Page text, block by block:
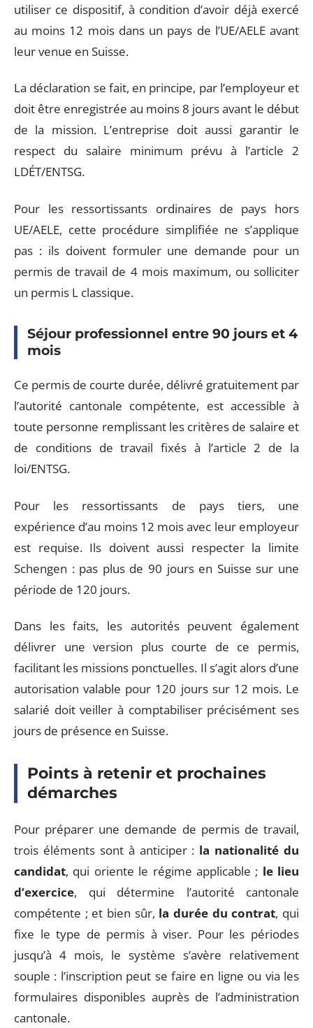
utiliser ce dispositif, à condition d’avoir déjà exercé
au moins 12 mois dans un pays de l’UE/AELE avant
leur venue en Suisse.
La déclaration se fait, en principe, par l’employeur et
doit être enregistrée au moins 8 jours avant le début
de la mission. L’entreprise doit aussi garantir le
respect du salaire minimum prévu à l’article 2
LDÉT/ENTSG.
Pour les ressortissants ordinaires de pays hors
UE/AELE, cette procédure simplifiée ne s’applique
pas : ils doivent formuler une demande pour un
permis de travail de 4 mois maximum, ou solliciter
un permis L classique.
Séjour professionnel entre 90 jours et 4
mois
Ce permis de courte durée, délivré gratuitement par
l’autorité cantonale compétente, est accessible à
toute personne remplissant les critères de salaire et
de conditions de travail fixés à l’article 2 de la
loi/ENTSG.
Pour les ressortissants de pays tiers, une
expérience d’au moins 12 mois avec leur employeur
est requise. Ils doivent aussi respecter la limite
Schengen : pas plus de 90 jours en Suisse sur une
période de 120 jours.
Dans les faits, les autorités peuvent également
délivrer une version plus courte de ce permis,
facilitant les missions ponctuelles. Il s’agit alors d’une
autorisation valable pour 120 jours sur 12 mois. Le
salarié doit veiller à comptabiliser précisément ses
jours de présence en Suisse.
Points à retenir et prochaines
démarches
Pour préparer une demande de permis de travail,
trois éléments sont à anticiper : la nationalité du
candidat, qui oriente le régime applicable ; le lieu
d’exercice, qui détermine l’autorité cantonale
compétente ; et bien sûr, la durée du contrat, qui
fixe le type de permis à viser. Pour les périodes
jusqu’à 4 mois, le système s’avère relativement
souple : l’inscription peut se faire en ligne ou via les
formulaires disponibles auprès de l’administration
cantonale.